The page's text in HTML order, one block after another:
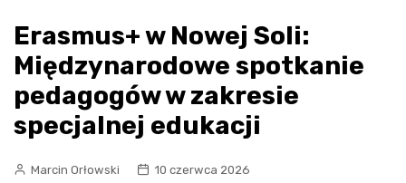
Erasmus+ w Nowej Soli:
Międzynarodowe spotkanie
pedagogów w zakresie
specjalnej edukacji
Marcin Orłowski
10 czerwca 2026